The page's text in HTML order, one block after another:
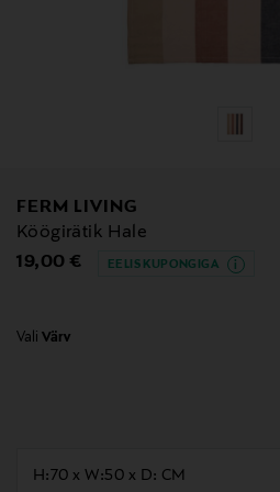
FERM LIVING
Köögirätik Hale
Original Price
19,00 € EELIS KUPONGIGA
Vali Värv